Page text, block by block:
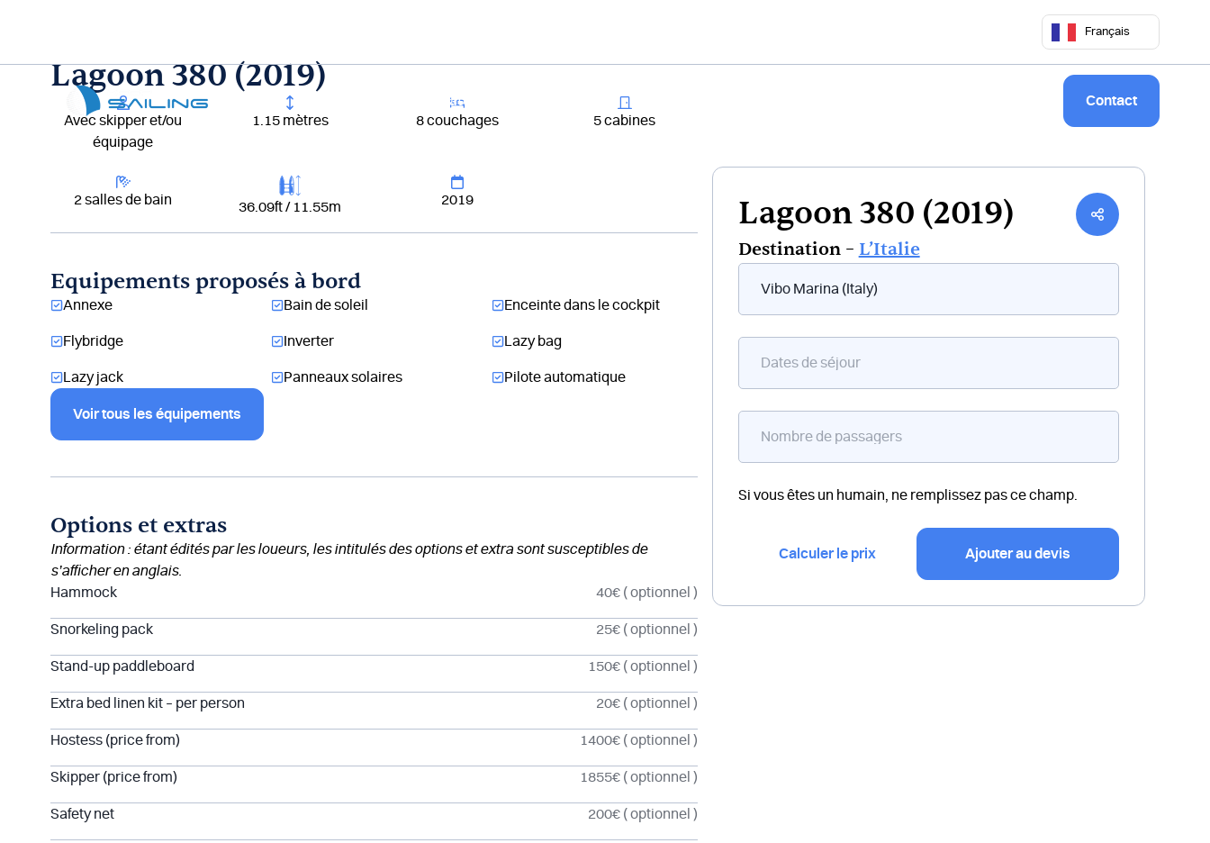
Français
Louer un bateau Contact
Lagoon 380 (2019)
Avec skipper et/ou
équipage
1.15 mètres 8 couchages 5 cabines
2 salles de bain 36.09ft / 11.55m 2019
Equipements proposés à bord
Annexe Bain de soleil Enceinte dans le cockpit
Flybridge Inverter Lazy bag
Lazy jack Panneaux solaires Pilote automatique
Voir tous les équipements
Options et extras
Information : étant édités par les loueurs, les intitulés des options et extra sont susceptibles de
s’afficher en anglais.
Hammock
40€ ( optionnel )
Snorkeling pack 25€ ( optionnel )
Stand-up paddleboard 150€ ( optionnel )
Extra bed linen kit – per person 20€ ( optionnel )
Hostess (price from) 1400€ ( optionnel )
Skipper (price from) 1855€ ( optionnel )
Safety net 200€ ( optionnel )
Lagoon 380 (2019)
Destination – L’Italie
flottant
bateau
Si vous êtes un humain, ne remplissez pas ce champ.
Calculer le prix Ajouter au devis